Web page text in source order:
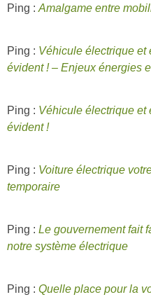
Ping : Amalgame entre
Ping : Véhicule électrique
évident ! – Enjeux énergies
Ping : Véhicule électrique
évident !
Ping : Voiture électrique
temporaire
Ping : Le gouvernement fait
notre système électrique
Ping : Quelle place pour la